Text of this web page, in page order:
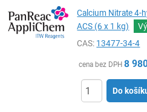
Calcium Nitrate 4-
ACS (6 x 1 kg)
CAS: 13477-34-4
cena bez DPH 8
Do